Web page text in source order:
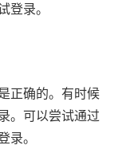
登录。
正确的。有时候
。可以尝试通过
录。